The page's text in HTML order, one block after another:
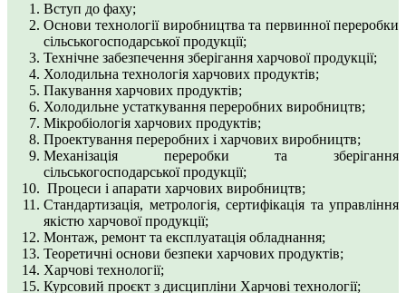
Вступ до фаху;
Основи технології виробництва та первинної переробки
сільськогосподарської продукції;
Технічне забезпечення зберігання харчової продукції;
Холодильна технологія харчових продуктів;
Пакування харчових продуктів;
Холодильне устаткування переробних виробництв;
Мікробіологія харчових продуктів;
Проектування переробних і харчових виробництв;
Механізація переробки та зберігання
сільськогосподарської продукції;
Процеси і апарати харчових виробництв;
Стандартизація, метрологія, сертифікація та управління
якістю харчової продукції;
Монтаж, ремонт та експлуатація обладнання;
Теоретичні основи безпеки харчових продуктів;
Харчові технології;
Курсовий проєкт з дисципліни Харчові технології;